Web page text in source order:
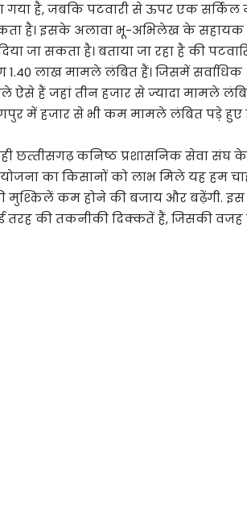
गया है, जबकि पटवारी से ऊपर एक सर्किल
है। इसके अलावा भू-अभिलेख के सहायक
जा सकता है। बताया जा रहा है की
लाख मामले लंबित हैं। जिसमें सर्वाधिक
ऐसे हैं जहां तीन हजार से ज्यादा मामले
में हजार से भी कम मामले लंबित पड़े हुए
छत्‍तीसगढ़ कनिष्ठ प्रशासनिक सेवा संघ के
का किसानों को लाभ मिले यह हम
मुश्किलें कम होने की बजाय और बढ़ेंगी. इस
तरह की तकनीकी दिक्कतें हैं, जिसकी